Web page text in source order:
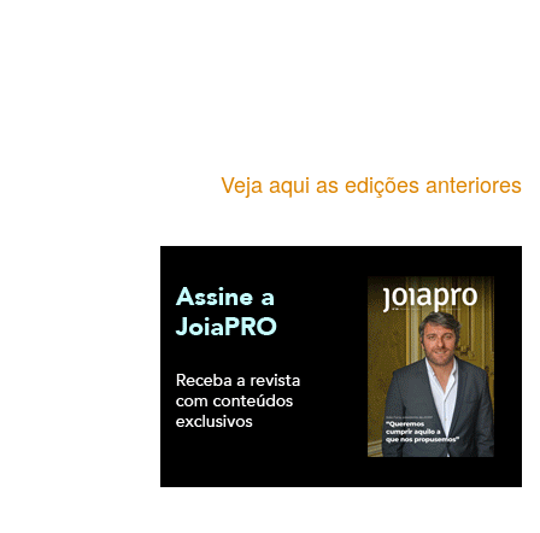
Veja aqui as edições anteriores